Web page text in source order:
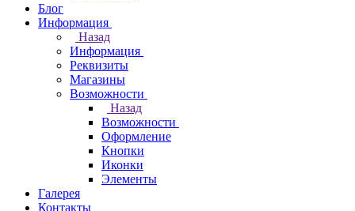
Блог
Информация
Назад
Информация
Реквизиты
Магазины
Возможности
Назад
Возможности
Оформление
Кнопки
Иконки
Элементы
Галерея
Контакты